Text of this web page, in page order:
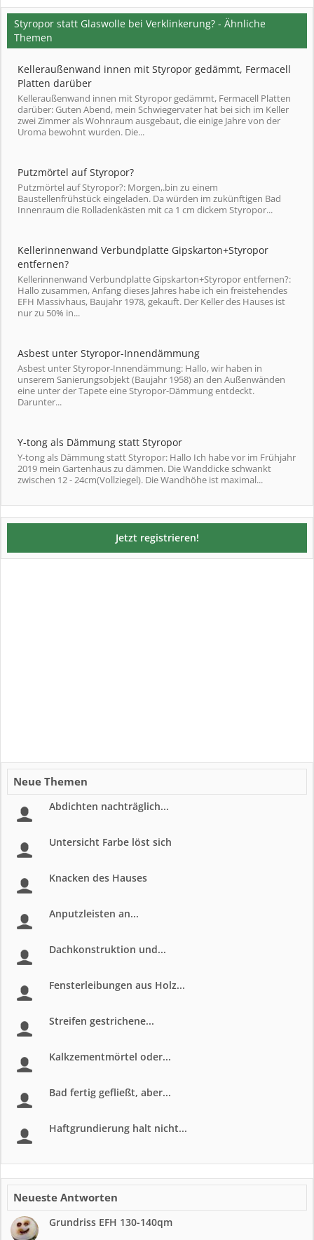
Styropor statt Glaswolle bei Verklinkerung? - Ähnliche
Themen
Kelleraußenwand innen mit Styropor gedämmt, Fermacell
Platten darüber
Kelleraußenwand innen mit Styropor gedämmt, Fermacell Platten
darüber: Guten Abend, mein Schwiegervater hat bei sich im Keller
zwei Zimmer als Wohnraum ausgebaut, die einige Jahre von der
Uroma bewohnt wurden. Die...
Putzmörtel auf Styropor?
Putzmörtel auf Styropor?: Morgen,.bin zu einem
Baustellenfrühstück eingeladen. Da würden im zukünftigen Bad
Innenraum die Rolladenkästen mit ca 1 cm dickem Styropor...
Kellerinnenwand Verbundplatte Gipskarton+Styropor
entfernen?
Kellerinnenwand Verbundplatte Gipskarton+Styropor entfernen?:
Hallo zusammen, Anfang dieses Jahres habe ich ein freistehendes
EFH Massivhaus, Baujahr 1978, gekauft. Der Keller des Hauses ist
nur zu 50% in...
Asbest unter Styropor-Innendämmung
Asbest unter Styropor-Innendämmung: Hallo, wir haben in
unserem Sanierungsobjekt (Baujahr 1958) an den Außenwänden
eine unter der Tapete eine Styropor-Dämmung entdeckt.
Darunter...
Y-tong als Dämmung statt Styropor
Y-tong als Dämmung statt Styropor: Hallo Ich habe vor im Frühjahr
2019 mein Gartenhaus zu dämmen. Die Wanddicke schwankt
zwischen 12 - 24cm(Vollziegel). Die Wandhöhe ist maximal...
Jetzt registrieren!
Neue Themen
Abdichten nachträglich...
Untersicht Farbe löst sich
Knacken des Hauses
Anputzleisten an...
Dachkonstruktion und...
Fensterleibungen aus Holz...
Streifen gestrichene...
Kalkzementmörtel oder...
Bad fertig gefließt, aber...
Haftgrundierung halt nicht...
Neueste Antworten
Grundriss EFH 130-140qm